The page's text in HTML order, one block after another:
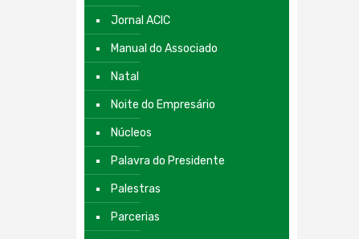
Jornal ACIC
Manual do Associado
Natal
Noite do Empresário
Núcleos
Palavra do Presidente
Palestras
Parcerias